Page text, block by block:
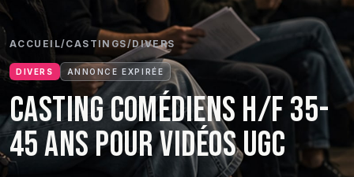
ACCUEIL/ CASTINGS/ DIVERS
DIVERS ANNONCE EXPIRÉE
CASTING COMÉDIENS H/F 35-
45 ANS POUR VIDÉOS UGC